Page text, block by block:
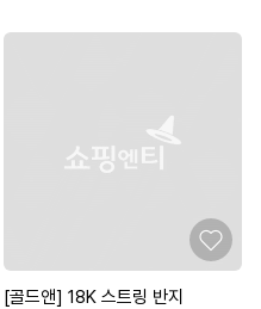
[골드앤] 18K 스트링 반지